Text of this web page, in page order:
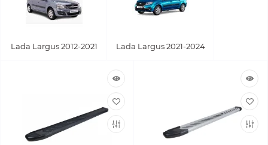
Lada Largus 2012-2021 Lada Largus 2021-2024